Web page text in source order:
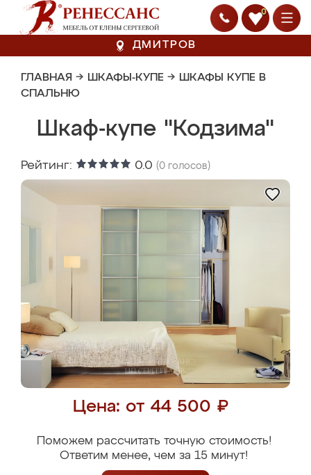
0
ДМИТРОВ
ГЛАВНАЯ → ШКАФЫ-КУПЕ → ШКАФЫ КУПЕ В
СПАЛЬНЮ
Шкаф-купе "Кодзима"
Рейтинг: 0.0 (0 голосов)
Цена: от 44 500 ₽
Поможем рассчитать точную стоимость!
Ответим менее, чем за 15 минут!